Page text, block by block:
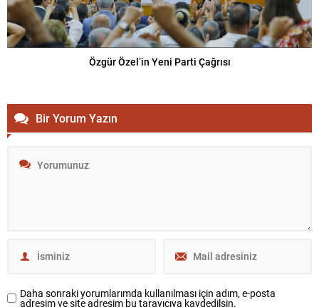
Özgür Özel’in Yeni Parti Çağrısı
Bir Yorum Yazın
Daha sonraki yorumlarımda kullanılması için adım, e-posta
adresim ve site adresim bu tarayıcıya kaydedilsin.